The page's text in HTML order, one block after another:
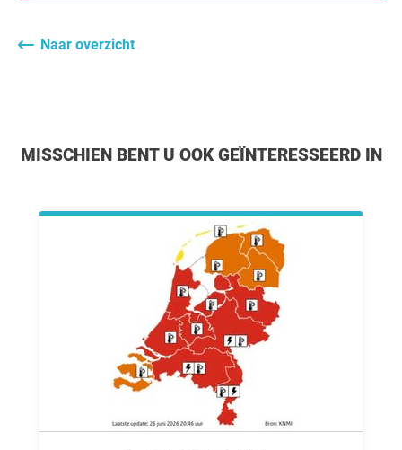
Naar overzicht
MISSCHIEN BENT U OOK GEÏNTERESSEERD IN